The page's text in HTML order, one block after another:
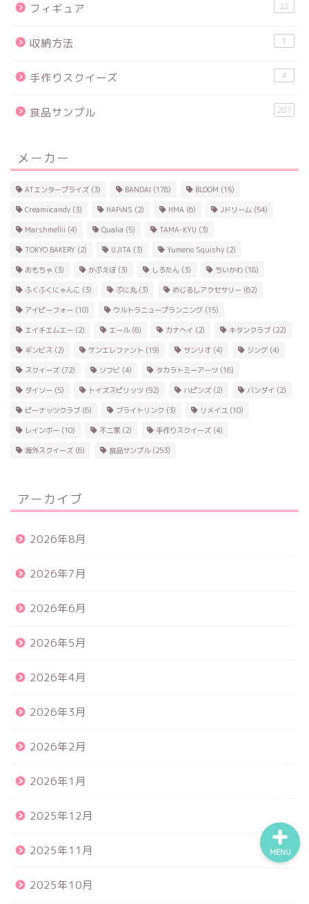
フィギュア 22
収納方法 1
手作りスクイーズ 4
食品サンプル 287
メーカー
ATエンタープライズ (3) BANDAI (178) BLOOM (15)
Creamiicandy (3) HAPiNS (2) HMA (6) Jドリーム (54)
Marshmellii (4) Qualia (5) TAMA-KYU (3)
TOKYO BAKERY (2) UJITA (3) Yumeno Squishy (2)
おもちゃ (3) かぷえぼ (3) しろたん (3) ちいかわ (18)
ふくふくにゃんこ (3) ぷに丸(3) めじるしアクセサリー (62)
アイピーフォー (10) ウルトラニュープランニング (15)
エイチエムエー (2) エール(6) カナヘイ (2) キタンクラブ (22)
ギンビス (2) ケンエレファント (19) サンリオ (4) ジング (4)
スクイーズ (72) ソフビ (4) タカラトミーアーツ (16)
ダイソー (5) トイズスピリッツ (92) ハピンズ (2) バンダイ (2)
ピーナッツクラブ (6) ブライトリンク (3) リメイユ (10)
レインボー (10) 不二家 (2) 手作りスクイーズ (4)
海外スクイーズ (6) 食品サンプル(253)
アーカイブ
2026年8月
2026年7月
2026年6月
2026年5月
2026年4月
2026年3月
2026年2月
2026年1月
2025年12月
2025年11月
2025年10月
MENU